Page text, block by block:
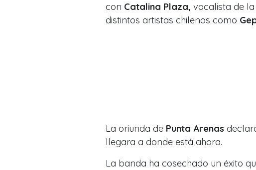
con Catalina Plaza, vocalista de
distintos artistas chilenos como
La oriunda de Punta Arenas
llegara a donde está ahora.
La banda ha cosechado un éxito